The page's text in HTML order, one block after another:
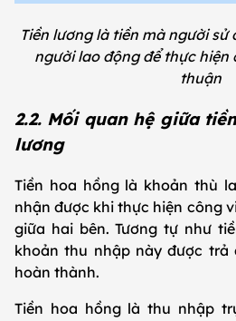
Tiền lương là tiền mà người
người lao động để thực hiện
thuận
2.2. Mối quan hệ giữa
lương
Tiền hoa hồng là khoản thù
nhận được khi thực hiện công
giữa hai bên. Tương tự như
khoản thu nhập này được trả
hoàn thành.
Tiền hoa hồng là thu nhập